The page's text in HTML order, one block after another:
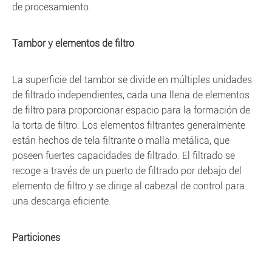
de procesamiento.
Tambor y elementos de filtro
La superficie del tambor se divide en múltiples unidades
de filtrado independientes, cada una llena de elementos
de filtro para proporcionar espacio para la formación de
la torta de filtro. Los elementos filtrantes generalmente
están hechos de tela filtrante o malla metálica, que
poseen fuertes capacidades de filtrado. El filtrado se
recoge a través de un puerto de filtrado por debajo del
elemento de filtro y se dirige al cabezal de control para
una descarga eficiente.
Particiones